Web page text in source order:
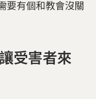
要有個和教會沒關
受害者來